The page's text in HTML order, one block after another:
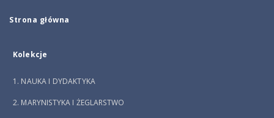
Strona główna
Kolekcje
1. NAUKA I DYDAKTYKA
2. MARYNISTYKA I ŻEGLARSTWO